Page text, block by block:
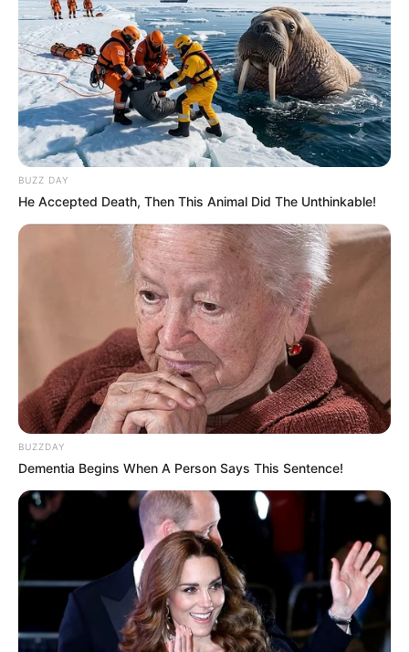
BUZZ DAY
He Accepted Death, Then This Animal Did The Unthinkable!
BUZZDAY
Dementia Begins When A Person Says This Sentence!